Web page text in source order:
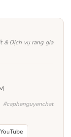
& Dịch vụ rang gia
YouTube